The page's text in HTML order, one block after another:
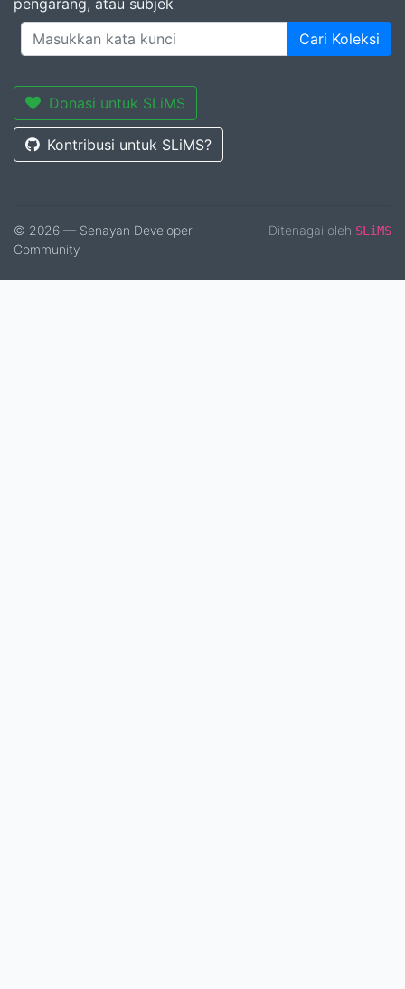
pengarang, atau subjek
Cari Koleksi
Donasi untuk SLiMS
Kontribusi untuk SLiMS?
© 2026 — Senayan Developer
Community
Ditenagai oleh SLiMS